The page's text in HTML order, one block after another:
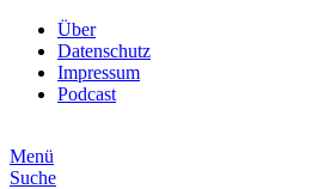
Über
Datenschutz
Impressum
Podcast
Menü
Suche